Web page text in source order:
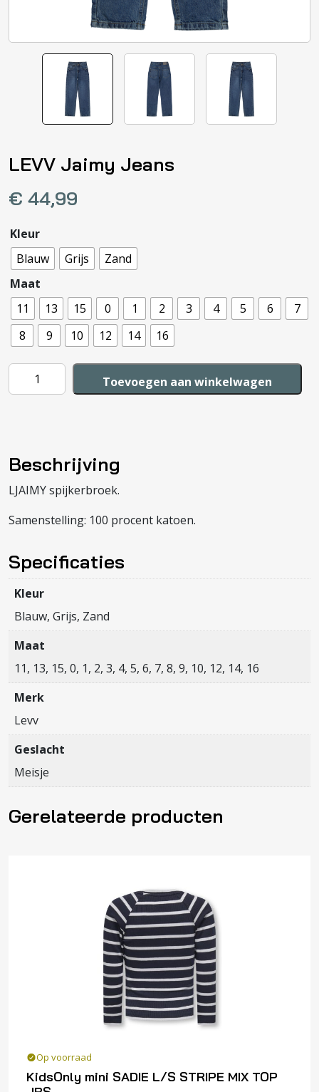
LEVV Jaimy Jeans
€ 44,99
Kleur
Blauw
Grijs
Zand
Maat
11
13 15 0 1 2 3 4 5 6
7
8
9 10 12 14 16
LEVV
Jaimy
Toevoegen aan winkelwagen
Beschrijving
LJAIMY spijkerbroek.
Samenstelling: 100 procent katoen.
Specificaties
Kleur
Blauw, Grijs, Zand
Maat
11, 13, 15, 0, 1, 2, 3, 4, 5, 6, 7, 8, 9, 10, 12, 14, 16
Merk
Levv
Geslacht
Meisje
Gerelateerde producten
Op voorraad
KidsOnly mini SADIE L/S STRIPE MIX TOP